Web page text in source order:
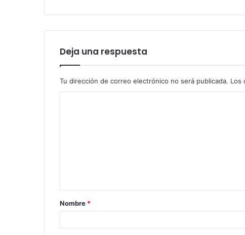
Deja una respuesta
Tu dirección de correo electrónico no será publicada. Los
Nombre *